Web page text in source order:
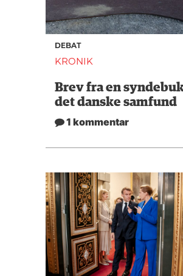
DEBAT
KRONIK
Brev fra en
det danske samfund
1 kommentar